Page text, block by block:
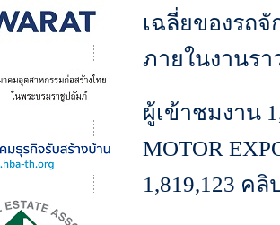
เฉลี่ยของรถจั
ภายในงานร
ผู้เข้าชมงาน
MOTOR
1,819,123 ค